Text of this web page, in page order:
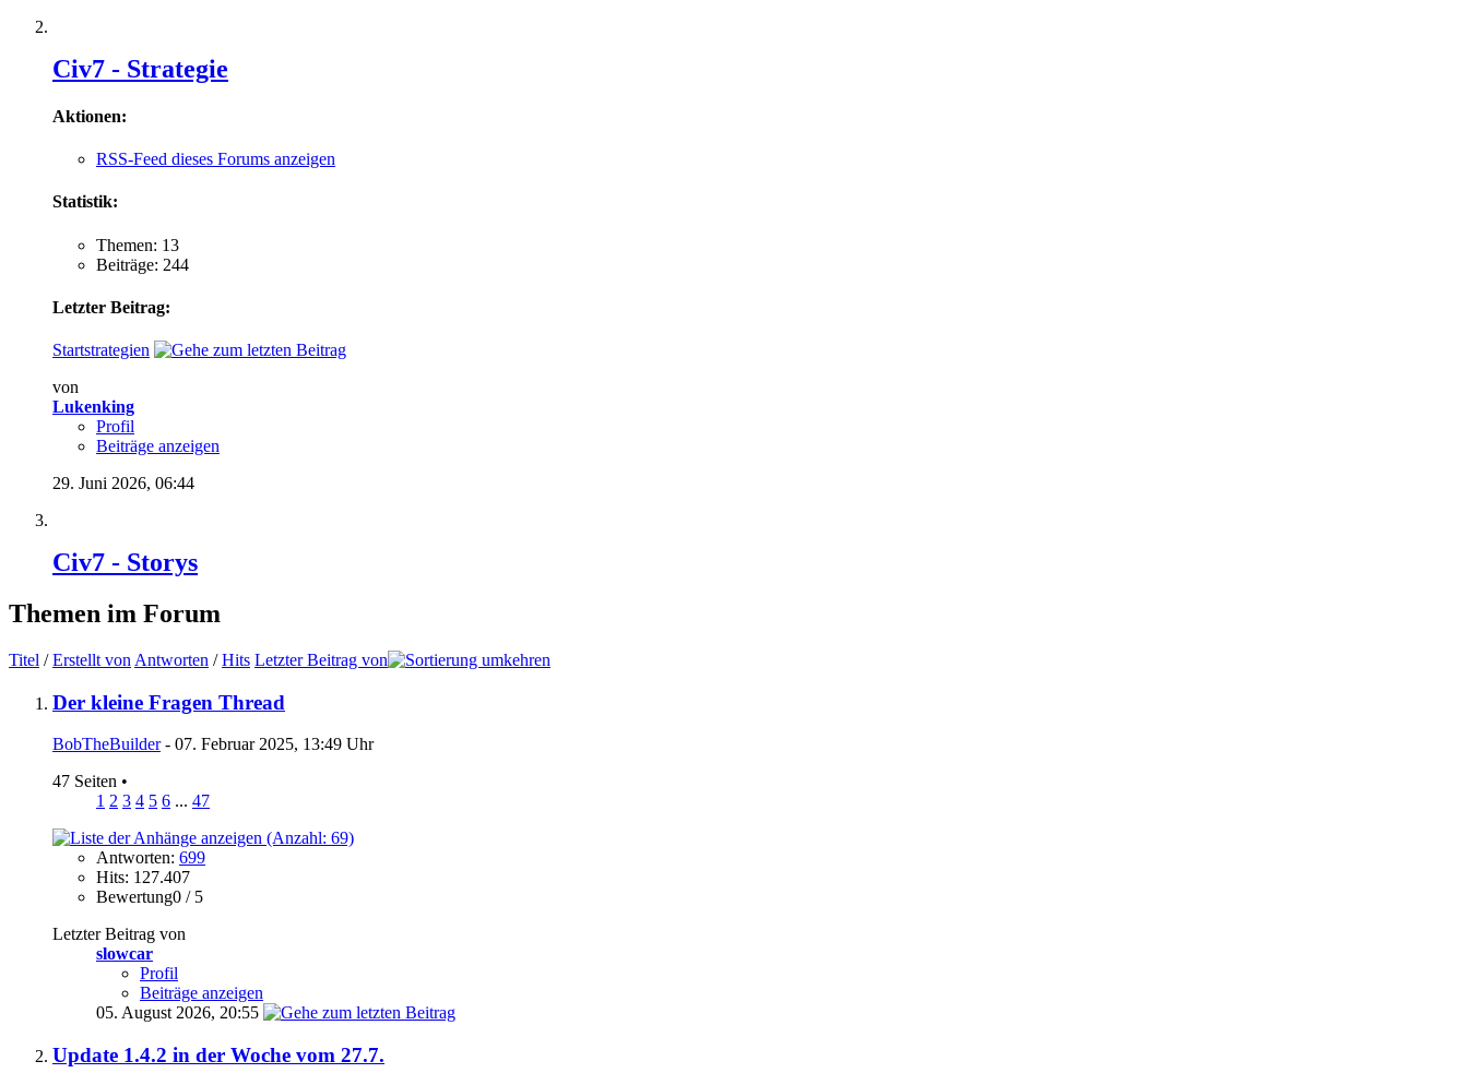
Civ7 - Strategie
Aktionen:
RSS-Feed dieses Forums anzeigen
Statistik:
Themen: 13
Beiträge: 244
Letzter Beitrag:
Startstrategien
von
Lukenking
Profil
Beiträge anzeigen
29. Juni 2026, 06:44
Civ7 - Storys
Themen im Forum
Titel /Erstellt von Antworten /Hits Letzter Beitrag von
Der kleine Fragen Thread
BobTheBuilder- 07. Februar 2025, 13:49 Uhr
47 Seiten •
1 2 3 4 5 6 ... 47
Antworten: 699
Hits: 127.407
Bewertung0 / 5
Letzter Beitrag von
slowcar
Profil
Beiträge anzeigen
05. August 2026, 20:55
Update 1.4.2 in der Woche vom 27.7.